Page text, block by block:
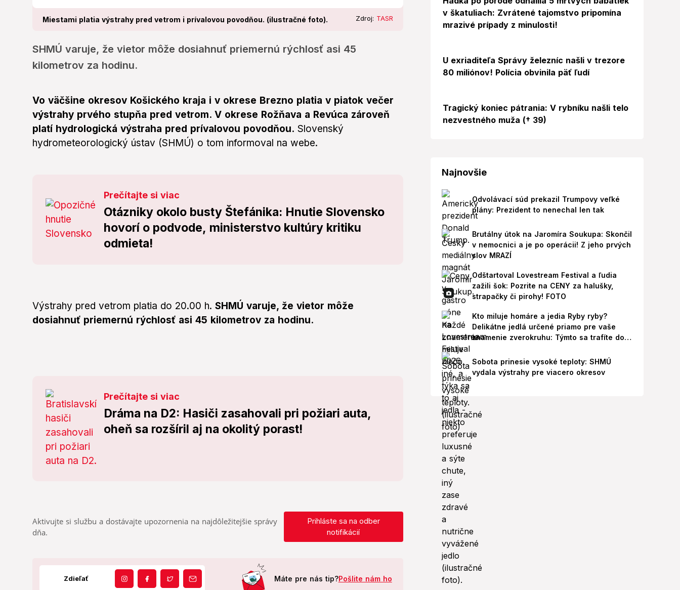
Miestami platia výstrahy pred vetrom i prívalovou povodňou. (ilustračné foto). Zdroj: TASR
SHMÚ varuje, že vietor môže dosiahnuť priemernú rýchlosť asi 45
kilometrov za hodinu.
Vo väčšine okresov Košického kraja i v okrese Brezno platia v piatok večer
výstrahy prvého stupňa pred vetrom. V okrese Rožňava a Revúca zároveň
platí hydrologická výstraha pred prívalovou povodňou. Slovenský
hydrometeorologický ústav (SHMÚ) o tom informoval na webe.
Prečítajte si viac
Otázniky okolo busty Štefánika: Hnutie Slovensko
hovorí o podvode, ministerstvo kultúry kritiku
odmieta!
Výstrahy pred vetrom platia do 20.00 h. SHMÚ varuje, že vietor môže
dosiahnuť priemernú rýchlosť asi 45 kilometrov za hodinu.
Prečítajte si viac
Dráma na D2: Hasiči zasahovali pri požiari auta,
oheň sa rozšíril aj na okolitý porast!
Aktivujte si službu a dostávajte upozornenia na najdôležitejšie správy
dňa.
Prihláste sa na odber
notifikácií
Zdieľať Máte pre nás tip?Pošlite nám ho
v škatuliach: Zvrátené tajomstvo pripomína
mrazivé prípady z minulosti!
U exriaditeľa Správy železníc našli v trezore
80 miliónov! Polícia obvinila päť ľudí
Tragický koniec pátrania: V rybníku našli telo
nezvestného muža († 39)
Najnovšie
Odvolávací súd prekazil Trumpovy veľké
plány: Prezident to nenechal len tak
Brutálny útok na Jaromíra Soukupa: Skončil
v nemocnici a je po operácii! Z jeho prvých
slov MRAZÍ
Odštartoval Lovestream Festival a ľudia
zažili šok: Pozrite na CENY za halušky,
strapačky či pirohy! FOTO
Kto miluje homáre a jedia Ryby ryby?
Delikátne jedlá určené priamo pre vaše
znamenie zverokruhu: Týmto sa trafíte do
Sobota prinesie vysoké teploty: SHMÚ
vydala výstrahy pre viacero okresov